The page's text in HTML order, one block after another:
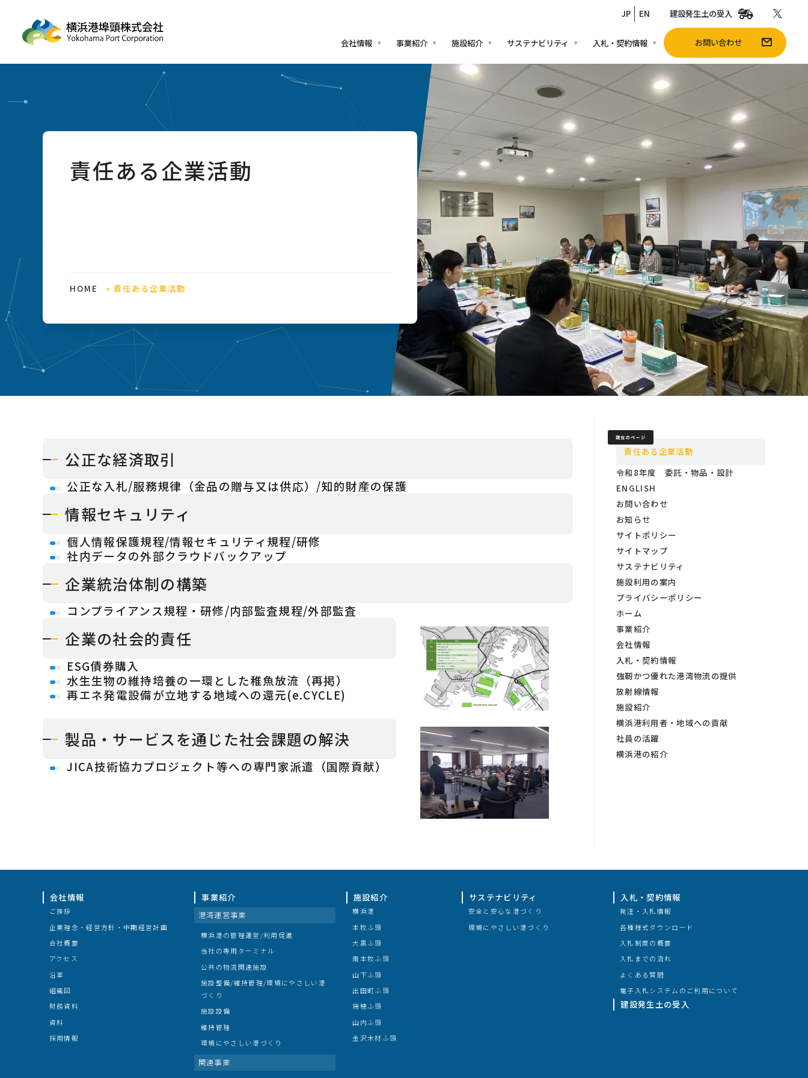
会社情報 事業紹介 施設紹介 サステナビリティ 入札・契約情報 お問い合わせ
JP EN 建設発生土の受入
責任ある企業活動
HOME 責任ある企業活動
公正な経済取引
公正な入札/服務規律（金品の贈与又は供応）/知的財産の保護
情報セキュリティ
個人情報保護規程/情報セキュリティ規程/研修
社内データの外部クラウドバックアップ
企業統治体制の構築
コンプライアンス規程・研修/内部監査規程/外部監査
企業の社会的責任
ESG債券購入
水生生物の維持培養の一環とした稚魚放流（再掲）
再エネ発電設備が立地する地域への還元(e.CYCLE)
製品・サービスを通じた社会課題の解決
JICA技術協力プロジェクト等への専門家派遣（国際貢献）
現在のページ
責任ある企業活動
令和8年度 委託・物品・設計
ENGLISH
お問い合わせ
お知らせ
サイトポリシー
サイトマップ
サステナビリティ
施設利用の案内
プライバシーポリシー
ホーム
事業紹介
会社情報
入札・契約情報
強靭かつ優れた港湾物流の提供
放射線情報
施設紹介
横浜港利用者・地域への貢献
社員の活躍
横浜港の紹介
会社情報
ご挨拶
企業理念・経営方針・中期経営計画
会社概要
アクセス
沿革
組織図
財務資料
資料
採用情報
事業紹介
港湾運営事業
横浜港の管理運営/利用促進
当社の専用ターミナル
公共の物流関連施設
施設整備/維持管理/環境にやさしい港
づくり
施設設備
維持管理
環境にやさしい港づくり
関連事業
施設紹介
横浜港
本牧ふ頭
大黒ふ頭
南本牧ふ頭
山下ふ頭
出田町ふ頭
瑞穂ふ頭
山内ふ頭
金沢木材ふ頭
サステナビリティ
安全と安心な港づくり
環境にやさしい港づくり
入札・契約情報
発注・入札情報
各種様式ダウンロード
入札制度の概要
入札までの流れ
よくある質問
電子入札システムのご利用について
建設発生土の受入